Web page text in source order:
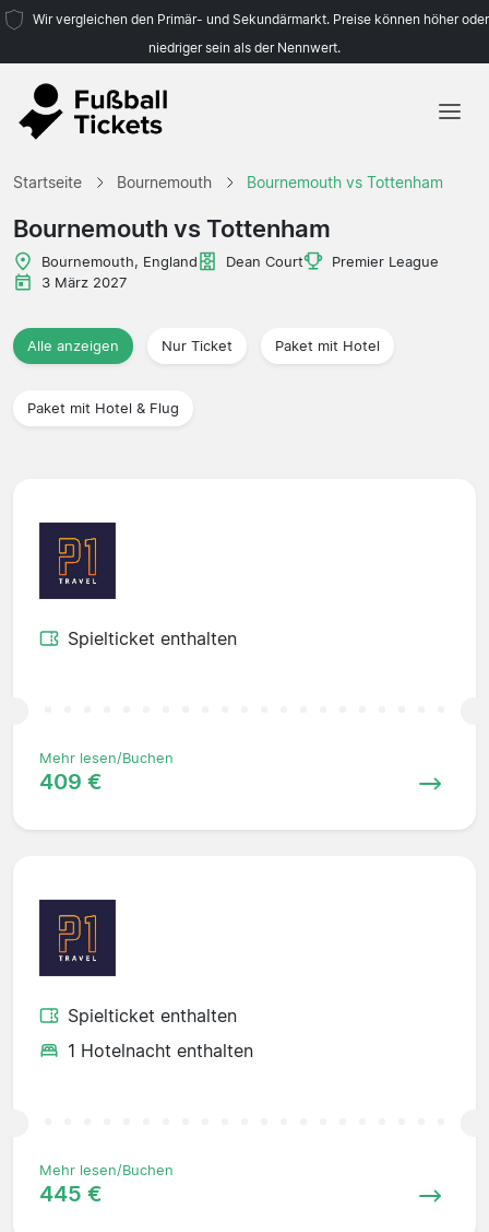
Wir vergleichen den Primär- und Sekundärmarkt. Preise können höher oder
niedriger sein als der Nennwert.
Startseite Bournemouth Bournemouth vs Tottenham
Bournemouth vs Tottenham
Bournemouth, England Dean Court
Premier League
3 März 2027
Alle anzeigen Nur Ticket Paket mit Hotel
Paket mit Hotel & Flug
Spielticket enthalten
Mehr lesen/Buchen
409 €
Spielticket enthalten
1 Hotelnacht enthalten
Mehr lesen/Buchen
445 €